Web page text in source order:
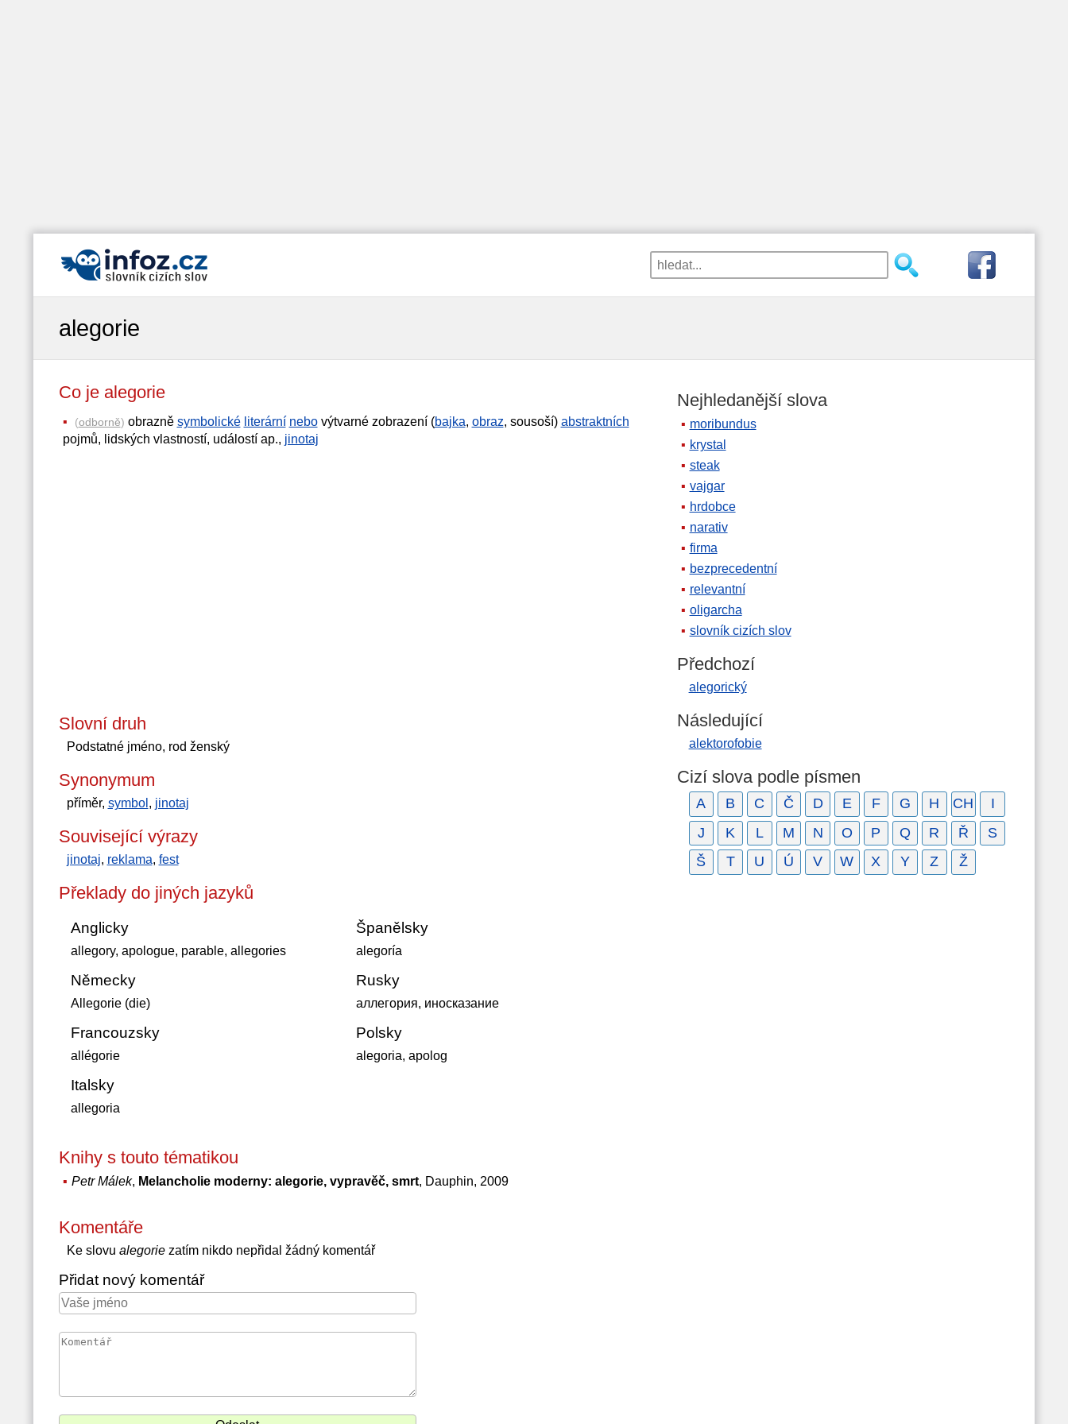
alegorie
Co je alegorie
(odborně) obrazně symbolické literární nebovýtvarné zobrazení (bajka, obraz, sousoší) abstraktních
pojmů, lidských vlastností, událostí ap., jinotaj
Slovní druh
Podstatné jméno, rod ženský
Synonymum
příměr, symbol , jinotaj
Související výrazy
jinotaj, reklama, fest
Překlady do jiných jazyků
Anglicky
allegory, apologue, parable, allegories
Německy
Allegorie (die)
Francouzsky
allégorie
Italsky
allegoria
Španělsky
alegoría
Rusky
аллегория, иносказание
Polsky
alegoria, apolog
Knihy s touto tématikou
Petr Málek, Melancholie moderny: alegorie, vypravěč, smrt, Dauphin, 2009
Komentáře
Ke slovu alegoriezatím nikdo nepřidal žádný komentář
Přidat nový komentář
Nejhledanější slova
moribundus
krystal
steak
vajgar
hrdobce
narativ
firma
bezprecedentní
relevantní
oligarcha
slovník cizích slov
Předchozí
alegorický
Následující
alektorofobie
Cizí slova podle písmen
A B C Č D E F G H CH
I
J
K L M N O P Q R Ř
S
Š
T U Ú V W X Y Z Ž